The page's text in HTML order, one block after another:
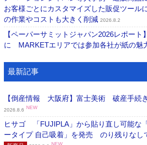
お客様ごとにカスタマイズした販促ツール
の作業やコストも大きく削減 2026.8.2
【ペーパーサミットジャパン2026レポート
に MARKETエリアでは参加各社が紙の魅
最新記事
【倒産情報 大阪府】富士美術 破産手続
2026.8.6 NEW
ヒサゴ 「FUJIPLA」から貼り直し可能な
ータイプ 自己吸着」を発売 のり残りなし
NEW